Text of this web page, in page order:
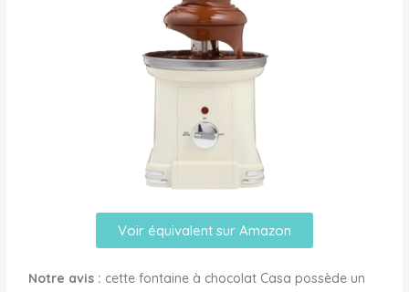
Voir équivalent sur Amazon
Notre avis : cette fontaine à chocolat Casa possède un